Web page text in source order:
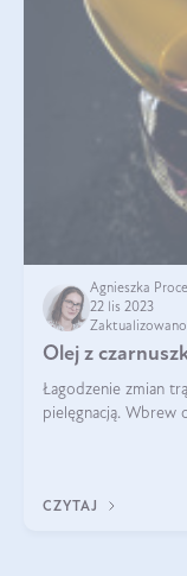
Agnieszka
22 lis 2023
Olej z
Łagodzenie zmian
pielęgnacją. Wbrew
CZYTAJ